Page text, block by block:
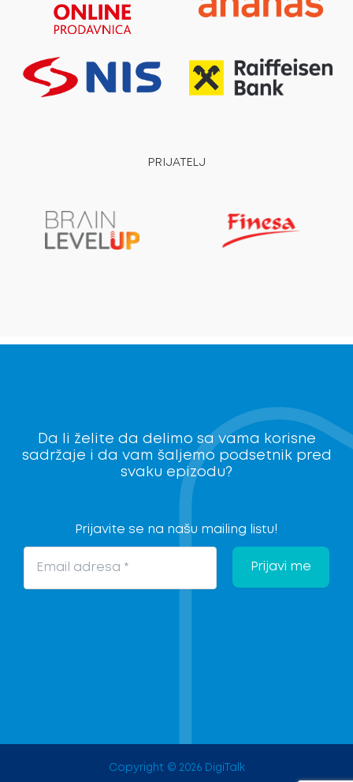
PRIJATELJ
Da li želite da delimo sa vama korisne
sadržaje i da vam šaljemo podsetnik pred
svaku epizodu?
Prijavite se na našu mailing listu!
Copyright © 2026 DigiTalk